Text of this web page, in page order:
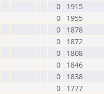
0
1915
0
1955
0
1878
0
1872
0
1808
0
1846
0
1838
0
1777